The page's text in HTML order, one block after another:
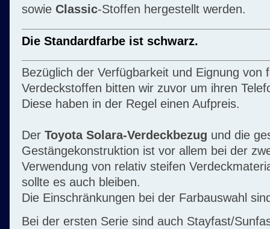
sowie Classic-Stoffen hergestellt werden.
Die Standardfarbe ist schwarz.
Bezüglich der Verfügbarkeit und Eignung von
Verdeckstoffen bitten wir zuvor um ihren
Diese haben in der Regel einen Aufpreis.
Der Toyota Solara-Verdeckbezug und die
Gestängekonstruktion ist vor allem bei der
Verwendung von relativ steifen
sollte es auch bleiben.
Die Einschränkungen bei der Farbauswahl
Bei der ersten Serie sind auch Stayfast/